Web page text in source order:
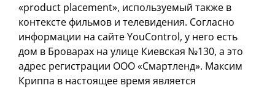
«product placement», используемый также в
контексте фильмов и телевидения. Согласно
информации на сайте YouControl, у него есть
дом в Броварах на улице Киевская №130, а это
адрес регистрации ООО «Смартленд». Максим
Криппа в настоящее время является